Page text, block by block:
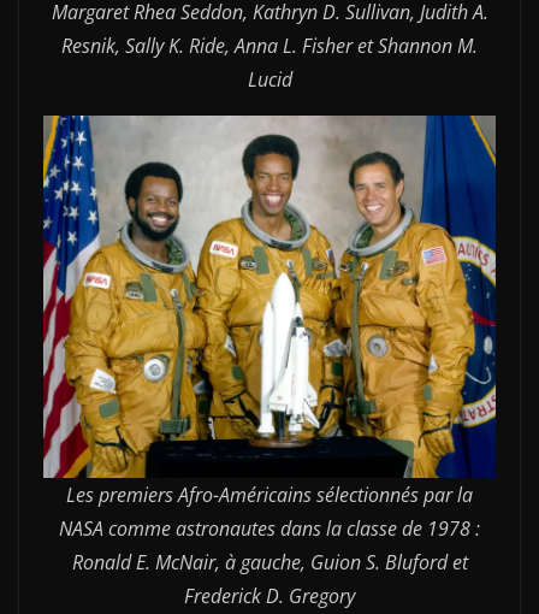
Margaret Rhea Seddon, Kathryn D. Sullivan, Judith A.
Resnik, Sally K. Ride, Anna L. Fisher et Shannon M.
Lucid
Les premiers Afro-Américains sélectionnés par la
NASA comme astronautes dans la classe de 1978 :
Ronald E. McNair, à gauche, Guion S. Bluford et
Frederick D. Gregory